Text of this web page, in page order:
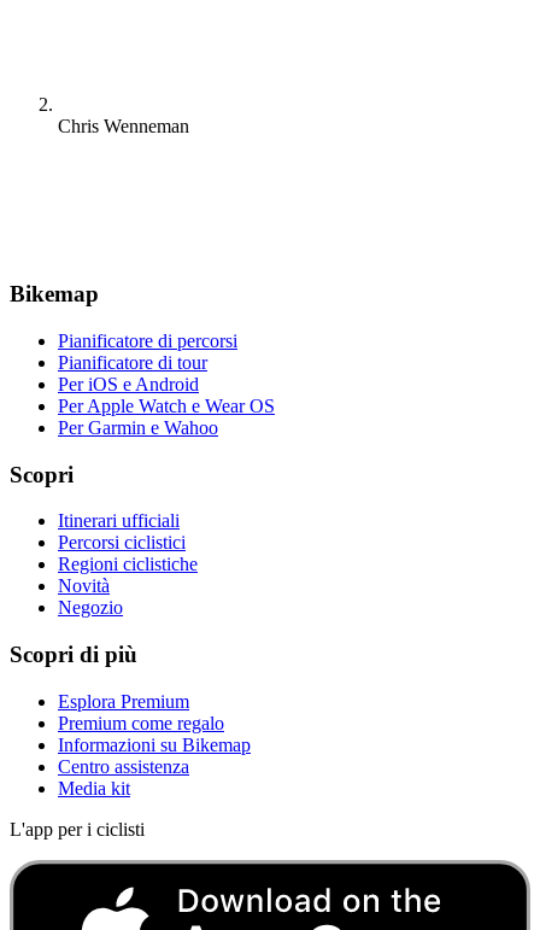
Chris Wenneman
Bikemap
Pianificatore di percorsi
Pianificatore di tour
Per iOS e Android
Per Apple Watch e Wear OS
Per Garmin e Wahoo
Scopri
Itinerari ufficiali
Percorsi ciclistici
Regioni ciclistiche
Novità
Negozio
Scopri di più
Esplora Premium
Premium come regalo
Informazioni su Bikemap
Centro assistenza
Media kit
L'app per i ciclisti